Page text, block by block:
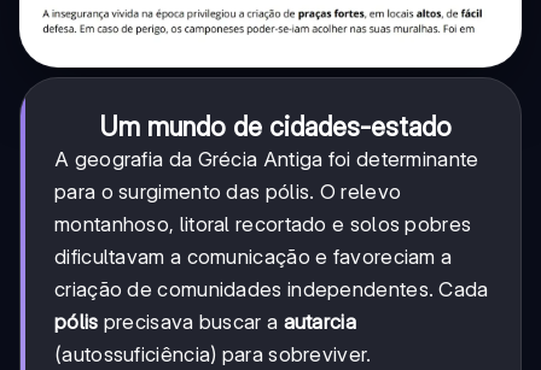
Um mundo de cidades-estado
A geografia da Grécia Antiga foi determinante
para o surgimento das pólis. O relevo
montanhoso, litoral recortado e solos pobres
dificultavam a comunicação e favoreciam a
criação de comunidades independentes. Cada
pólis precisava buscar a autarcia
(autossuficiência) para sobreviver.